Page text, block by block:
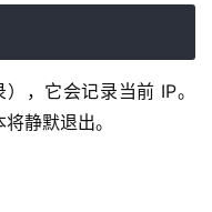
，它会记录当前 IP。
静默退出。